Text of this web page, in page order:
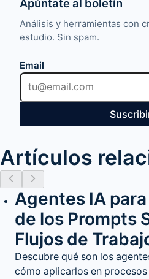
Apúntate al boletín
Análisis y herramientas con
estudio. Sin spam.
Email
Artículos
Agentes IA
de los Prompts
Flujos de
Descubre qué son los
cómo aplicarlos en